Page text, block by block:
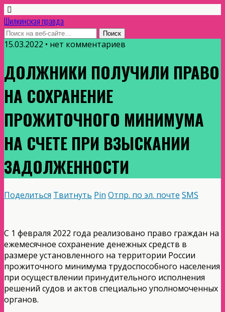
Шилкинская правда
15.03.2022 • нет комментариев
ДОЛЖНИКИ ПОЛУЧИЛИ ПРАВО
НА СОХРАНЕНИЕ
ПРОЖИТОЧНОГО МИНИМУМА
НА СЧЕТЕ ПРИ ВЗЫСКАНИИ
ЗАДОЛЖЕННОСТИ
Поделиться Твитнуть Pin Отпр. по эл. почте SMS
С 1 февраля 2022 года реализовано право граждан на
ежемесячное сохранение денежных средств в
размере установленного на территории России
прожиточного минимума трудоспособного населения
при осуществлении принудительного исполнения
решений судов и актов специально уполномоченных
органов.